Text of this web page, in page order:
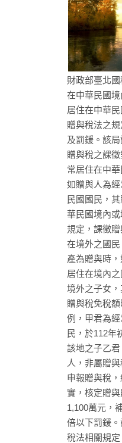
財政部臺北
在中華民國
居住在中華
贈與稅法之
及罰鍰。該
贈與稅之課
常居住在中
如贈與人為
民國國民，
華民國境內
規定，課徵
在境外之國
產為贈與時
居住在境內
境外之子女
贈與稅免稅
例，甲君為
民，於112年
該地之子乙
人，非屬贈
申報贈與稅
實，核定贈與
1,100萬元，
倍以下罰鍰
稅法相關規